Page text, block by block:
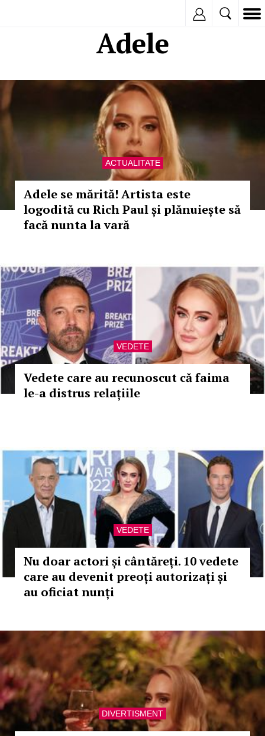
Adele
ACTUALITATE
Adele se mărită! Artista este
logodită cu Rich Paul și plănuiește să
facă nunta la vară
VEDETE
Vedete care au recunoscut că faima
le-a distrus relațiile
VEDETE
Nu doar actori și cântăreți. 10 vedete
care au devenit preoți autorizați și
au oficiat nunți
DIVERTISMENT